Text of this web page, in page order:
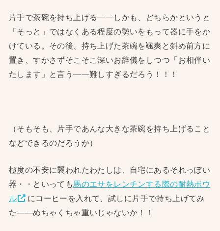
片手で茶碗を持ち上げる——しかも、どちらかというと
「そっと」ではなくある程度の勢いをもって器に手をか
けている。その後、持ち上げた茶碗を颯爽と斜め前方に
置き、すかさずそこそこ深いお辞儀をしつつ「お相伴い
たします」と言う——難しすぎるだろう！！！
（そもそも、片手であんな大きな茶碗を持ち上げること
などできるのだろうか）
極度の不安に襲われたわたしは、自宅にあるそれっぽい
器・・といっても馬のエサをレンチンする際の耐熱ボウ
ル
にコーヒーを入れて、試しに片手で持ち上げてみ
た——めちゃくちゃ重いじゃないか！！